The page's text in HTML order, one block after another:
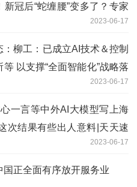
新冠后“蛇缠腰”变多了？专家
2023-06-17
：柳工：已成立AI技术＆控制
等 以支撑“全面智能化”战略落
2023-06-17
一言等中外AI大模型写上海
次结果有些出人意料|天天速
2023-06-17
国正全面有序放开服务业